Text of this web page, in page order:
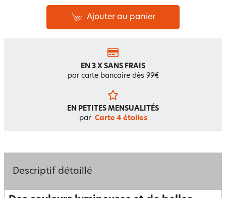
Ajouter au panier
EN 3 X SANS FRAIS
par carte bancaire dès 99€
EN PETITES MENSUALITÉS
par Carte 4 étoiles
Descriptif détaillé